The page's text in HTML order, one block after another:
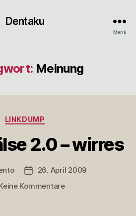
Dentaku
Menü
Meinung
Kategorien
LINKDUMP
2.0 – wirres
Veröffentlichungsdatum
26. April 2009
Kommentarezu